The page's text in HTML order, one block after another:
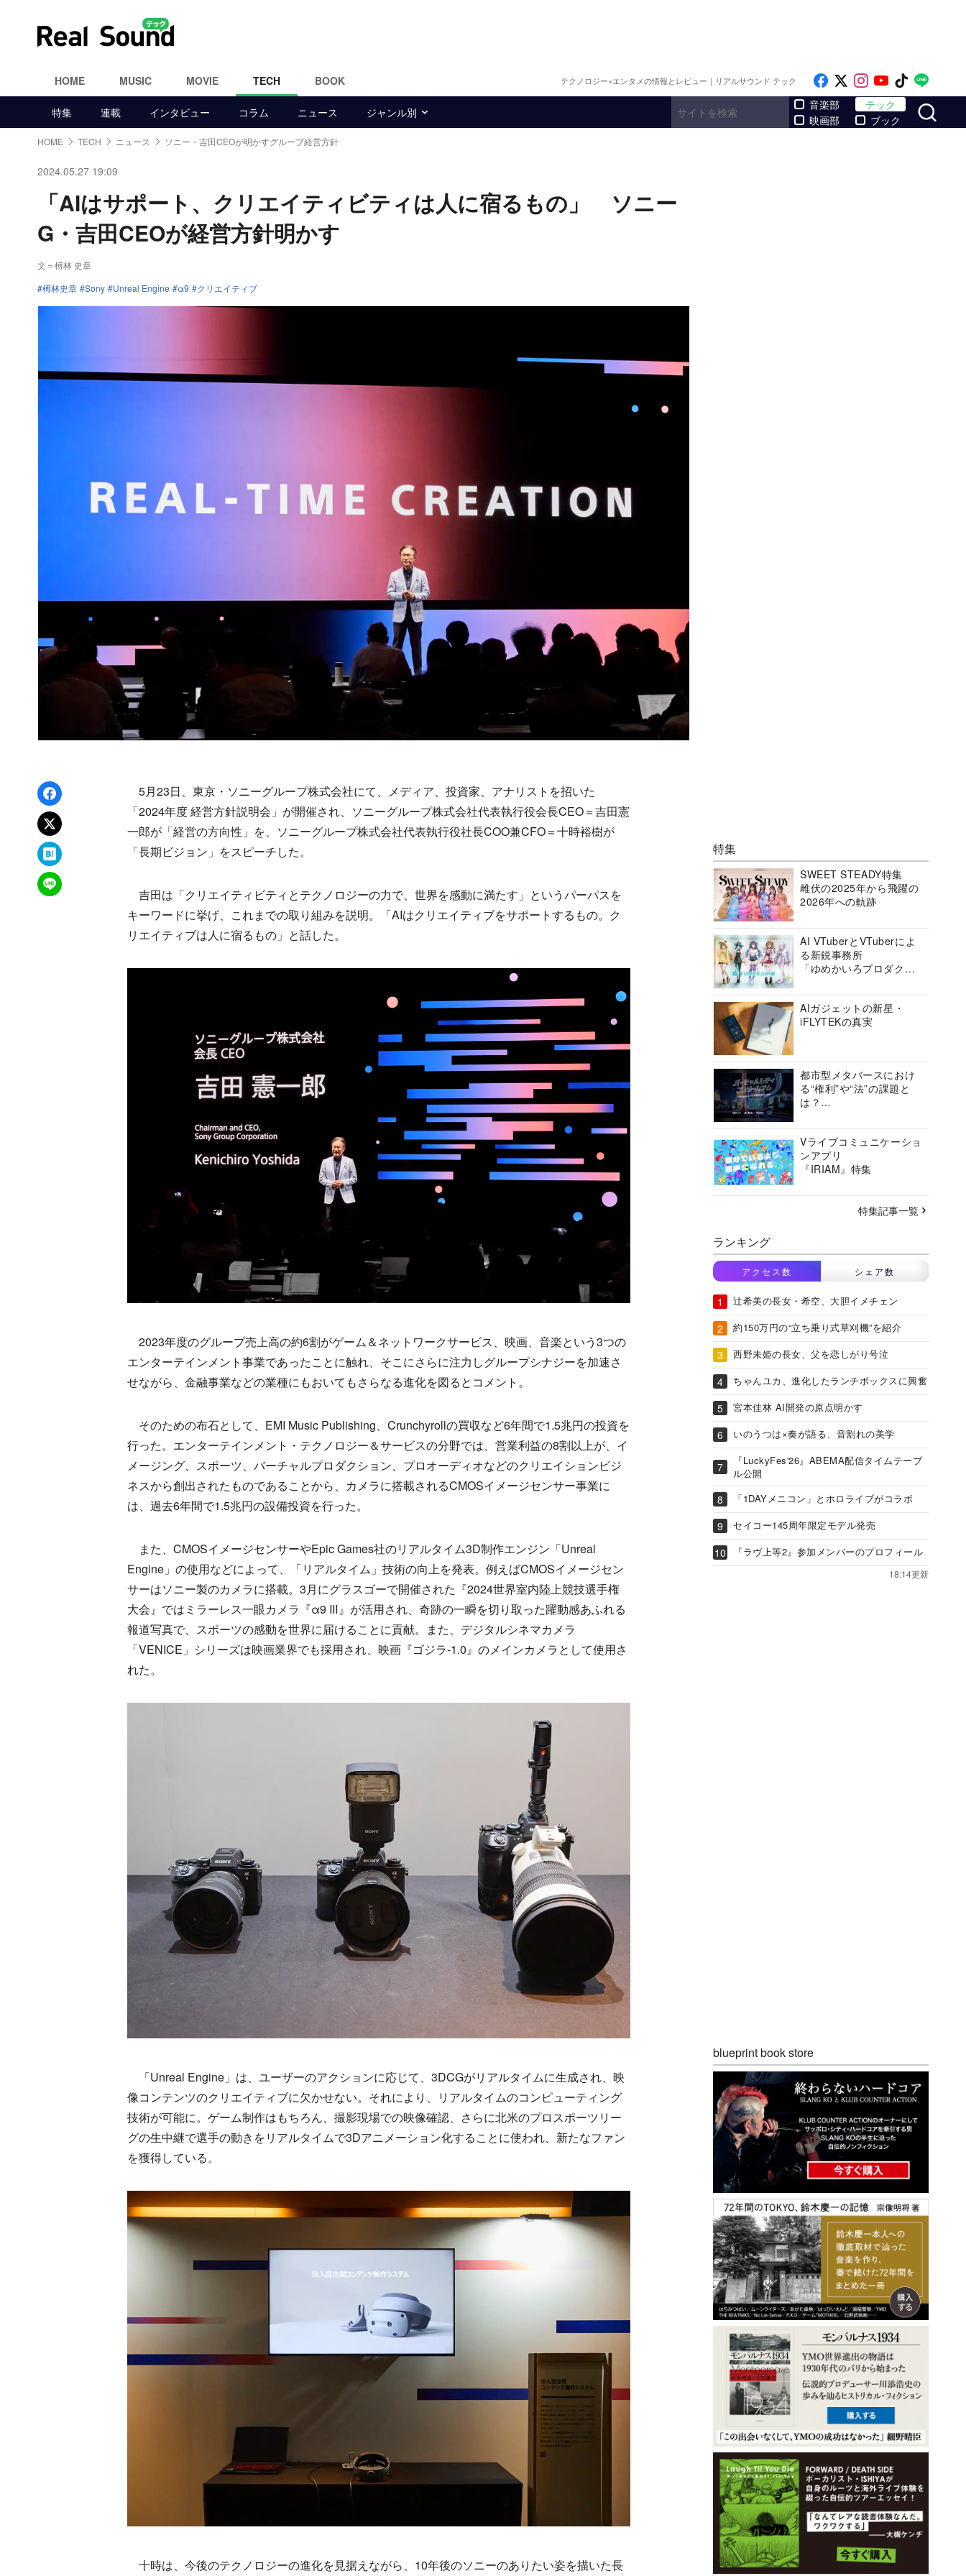
HOME MUSIC MOVIE TECH BOOK テクノロジー×エンタメの情報とレビュー｜リアルサウンド テック Like on Facebook
Follow on x
Follow on
Follow on
Follow
特集 連載 インタビュー コラム ニュース ジャンル別
音楽部
映画部
テック
ブック
HOME TECH ニュース ソニー・吉田CEOが明かすグループ経営方針
2024.05.27 19:09
「AIはサポート、クリエイティビティは人に宿るもの」 ソニー
G・吉田CEOが経営方針明かす
文＝榑林 史章
榑林史章
Sony Unreal Engine α9 クリエイティブ
Facebookでシェア
xでポスト
はてなブックマーク
LINEで送る
5月23日、東京・ソニーグループ株式会社にて、メディア、投資家、アナリストを招いた
「2024年度 経営方針説明会」が開催され、ソニーグループ株式会社代表執行役会長CEO＝吉田憲
一郎が「経営の方向性」を、ソニーグループ株式会社代表執行役社長COO兼CFO＝十時裕樹が
「長期ビジョン」をスピーチした。
吉田は「クリエイティビティとテクノロジーの力で、世界を感動に満たす」というパーパスを
キーワードに挙げ、これまでの取り組みを説明。「AIはクリエイティブをサポートするもの。ク
リエイティブは人に宿るもの」と話した。
2023年度のグループ売上高の約6割がゲーム＆ネットワークサービス、映画、音楽という3つの
エンターテインメント事業であったことに触れ、そこにさらに注力しグループシナジーを加速さ
せながら、金融事業などの業種にもおいてもさらなる進化を図るとコメント。
そのための布石として、EMI Music Publishing、Crunchyrollの買収など6年間で1.5兆円の投資を
行った。エンターテインメント・テクノロジー＆サービスの分野では、営業利益の8割以上が、イ
メージング、スポーツ、バーチャルプロダクション、プロオーディオなどのクリエイションビジ
ネスから創出されたものであることから、カメラに搭載されるCMOSイメージセンサー事業に
は、過去6年間で1.5兆円の設備投資を行った。
また、CMOSイメージセンサーやEpic Games社のリアルタイム3D制作エンジン「Unreal
Engine」の使用などによって、「リアルタイム」技術の向上を発表。例えばCMOSイメージセン
サーはソニー製のカメラに搭載。3月にグラスゴーで開催された『2024世界室内陸上競技選手権
大会』ではミラーレス一眼カメラ『α9 Ⅲ』が活用され、奇跡の一瞬を切り取った躍動感あふれる
報道写真で、スポーツの感動を世界に届けることに貢献。また、デジタルシネマカメラ
「VENICE」シリーズは映画業界でも採用され、映画『ゴジラ-1.0』のメインカメラとして使用さ
れた。
「Unreal Engine」は、ユーザーのアクションに応じて、3DCGがリアルタイムに生成され、映
像コンテンツのクリエイティブに欠かせない。それにより、リアルタイムのコンピューティング
技術が可能に。ゲーム制作はもちろん、撮影現場での映像確認、さらに北米のプロスポーツリー
グの生中継で選手の動きをリアルタイムで3Dアニメーション化することに使われ、新たなファン
を獲得している。
十時は、今後のテクノロジーの進化を見据えながら、10年後のソニーのありたい姿を描いた長
特集
SWEET STEADY特集
雌伏の2025年から飛躍の
2026年への軌跡
AI VTuberとVTuberによ
る新鋭事務所
「ゆめかいろプロダクシ
AIガジェットの新星・
iFLYTEKの真実
都市型メタバースにおけ
る“権利”や“法”の課題と
は？
ーシアムの挑戦に迫る
Vライブコミュニケーショ
ンアプリ
『IRIAM』特集
特集記事一覧
ランキング
アクセス数 シェア数
辻希美の長女・希空、大胆イメチェン
約150万円の“立ち乗り式草刈機”を紹介
西野未姫の長女、父を恋しがり号泣
ちゃんユカ、進化したランチボックスに興奮
宮本佳林 AI開発の原点明かす
いのうつは×奏が語る、音割れの美学
『LuckyFes'26』ABEMA配信タイムテーブ
ル公開
「1DAYメニコン」とホロライブがコラボ
セイコー145周年限定モデル発売
『ラヴ上等2』参加メンバーのプロフィール
18:14更新
blueprint book store